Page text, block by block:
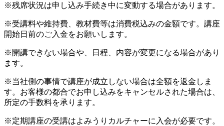
※残席状況は申し込み手続き中に変動する場合があります。
※受講料や維持費、教材費等は消費税込みの金額です。講座
開始日前のご入金をお願いします。
※開講できない場合や、日程、内容が変更になる場合があり
ます。
※当社側の事情で講座が成立しない場合は全額を返金しま
す。お客様の都合でお申し込みをキャンセルされた場合は、
所定の手数料を承ります。
※定期講座の受講はよみうりカルチャーに入会が必要です。